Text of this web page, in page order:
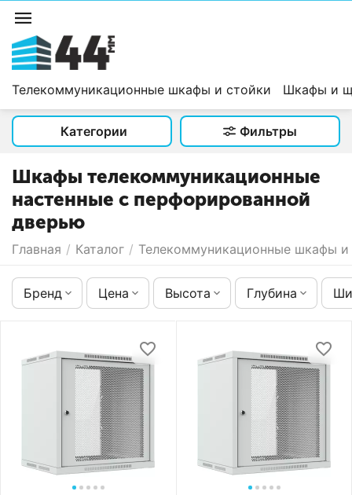
Телекоммуникационные шкафы и стойки Шкафы и
Категории Фильтры
Шкафы телекоммуникационные
настенные с перфорированной
дверью
Главная / Каталог / Телекоммуникационные шкафы и
Бренд Цена Высота Глубина